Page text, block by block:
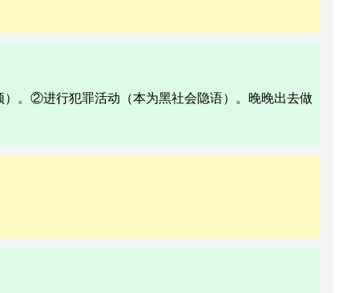
。②进行犯罪活动（本为黑社会隐语）。晚晚出去做